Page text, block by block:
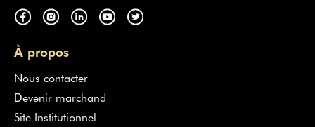
À propos
Nous contacter
Devenir marchand
Site Institutionnel